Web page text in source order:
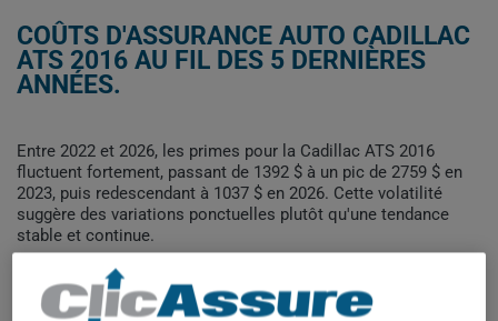
COÛTS D'ASSURANCE AUTO CADILLAC
ATS 2016 AU FIL DES 5 DERNIÈRES
ANNÉES.
Entre 2022 et 2026, les primes pour la Cadillac ATS 2016
fluctuent fortement, passant de 1392 $ à un pic de 2759 $ en
2023, puis redescendant à 1037 $ en 2026. Cette volatilité
suggère des variations ponctuelles plutôt qu'une tendance
stable et continue.
Pour trouver la meilleur assurance pour votre véhicule
CADILLAC ATS 2016, il est plus important que jamais de
comparer les options disponibles.